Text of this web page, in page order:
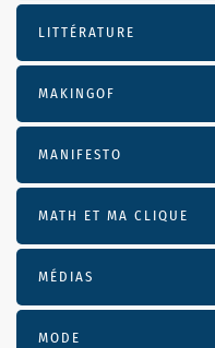
LITTÉRATURE
MAKINGOF
MANIFESTO
MATH ET MA CLIQUE
MÉDIAS
MODE